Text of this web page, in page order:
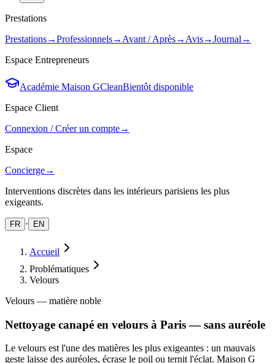
Prestations
Prestations→Professionnels→ Avant / Après→ Avis→Journal →
Espace Entrepreneurs
Académie Maison GCleanBientôt disponible
Espace Client
Connexion / Créer un compte→
Espace
Concierge→
Interventions discrètes dans les intérieurs parisiens les plus
exigeants.
FR · EN
Accueil
Problématiques
Velours
Velours — matière noble
Nettoyage canapé en velours à Paris — sans auréole
Le velours est l'une des matières les plus exigeantes : un mauvais
geste laisse des auréoles, écrase le poil ou ternit l'éclat. Maison G